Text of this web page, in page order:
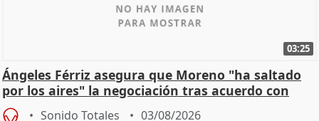
03:25
Ángeles Férriz asegura que Moreno "ha saltado
por los aires" la negociación tras acuerdo con
SMA
Sonido Totales 03/08/2026